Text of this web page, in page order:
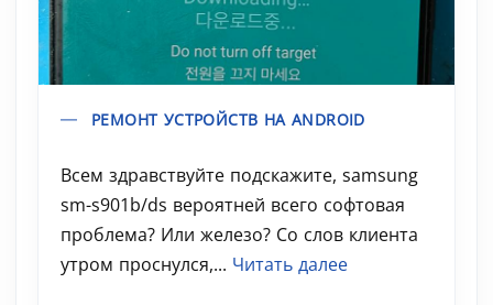
РЕМОНТ УСТРОЙСТВ НА ANDROID
Всем здравствуйте подскажите, samsung
sm-s901b/ds вероятней всего софтовая
проблема? Или железо? Со слов клиента
утром проснулся,... Читать далее